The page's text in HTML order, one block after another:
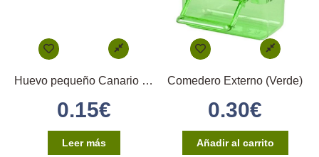
Huevo pequeño Canario (Gris)
0.15€
Leer más
Comedero Externo (Verde)
0.30€
Añadir al carrito